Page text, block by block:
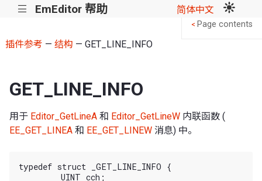
||| EmEditor 帮助 简体中文
插件参考 — 结构 — GET_LINE_INFO
GET_LINE_INFO
用于 Editor_GetLineA 和 Editor_GetLineW 内联函数 (
EE_GET_LINEA 和 EE_GET_LINEW 消息) 中。
typedef struct _GET_LINE_INFO {
< Page contents